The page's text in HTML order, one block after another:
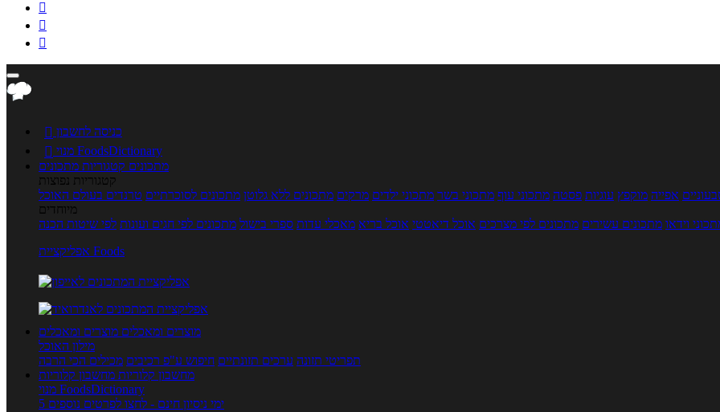



 כניסה לחשבון

מנוי FoodsDictionary
מתכונים קטגוריות מתכונים
קטגוריות נפוצות
אפייה מוקפץ עוגיות פסטה מתכוני עוף מתכוני בשר מתכוני ילדים מרקים מתכונים ללא גלוטן מתכונים לסוכרתיים טרנדים בעולם האוכל
מיוחדים
וידאו מתכונים עשירים מתכונים לפי מצרכים אוכל דיאטטי אוכל בריא מאכלי עדות ספרי בישול מתכונים לפי חגים ועונות לפי שיטות הכנה
אפליקציית Foods
מוצרים ומאכלים מוצרים ומאכלים
מילון האוכל
תפריטי תזונה ערכים תזונתיים חיפוש ע"פ רכיבים מכילים הכי הרבה
מחשבון קלוריות מחשבון קלוריות
מנוי FoodsDictionary
5 ימי ניסיון חינם - לחצו לפרטים נוספים